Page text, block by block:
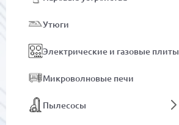
Утюги
Электрические и газовые плиты
Микроволновые печи
Пылесосы